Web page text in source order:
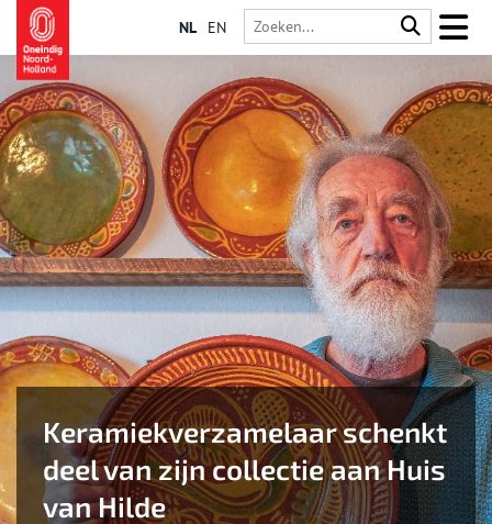
NL EN
Keramiekverzamelaar schenkt
deel van zijn collectie aan Huis
van Hilde